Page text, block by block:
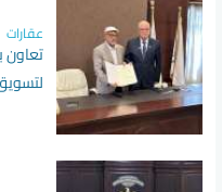
عقارات
تعاون